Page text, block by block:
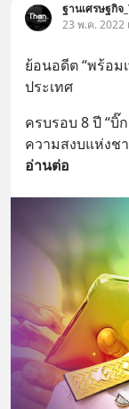
ฐานเศรษฐกิ
23 พ.ค. 2022
ย้อนอดีต “พร้อม
ประเทศ
ครบรอบ 8 ปี “บิ๊
ความสงบแห่งช
อ่านต่อ